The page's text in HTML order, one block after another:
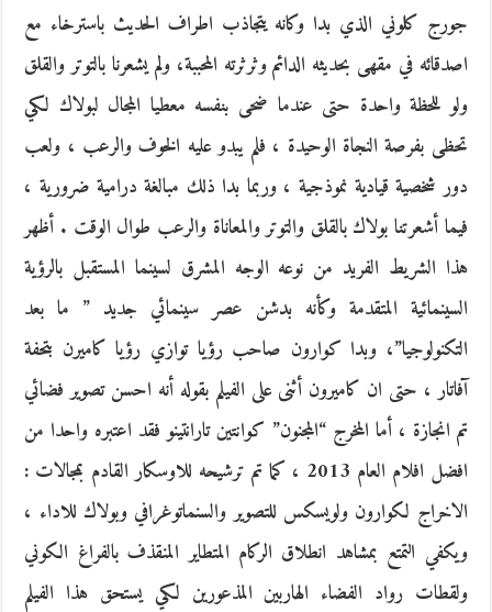
جورج كلوني الذي بدا وكانه يتجاذب اطراف الحديث باسترخاء مع
اصدقائه في مقهى بحديثه الدائم وثرثرته المحببة، ولم يشعرنا بالتوتر والقلق
ولو للحظة واحدة حتى عندما ضحى بنفسه معطيا المجال لبولاك لكي
تحظى بفرصة النجاة الوحيدة ، فلم يبدو عليه الخوف والرعب ، ولعب
دور شخصية قيادية نموذجية ، وربما بدا ذلك مبالغة درامية ضرورية ،
فيما أشعرتنا بولاك بالقلق والتوتر والمعاناة والرعب طوال الوقت . أظهر
هذا الشريط الفريد من نوعه الوجه المشرق لسينما المستقبل بالرؤية
السينمائية المتقدمة وكأنه بدشن عصر سينمائي جديد ” ما بعد
التكنولوجيا”، وبدا كوارون صاحب رؤيا توازي رؤيا كاميرن بتحفة
آفاتار ، حتى ان كاميرون أثنى على الفيلم بقوله أنه احسن تصوير فضائي
تم انجازة ، أما المخرج “المجنون” كوانتين تارانتينو فقد اعتبره واحدا من
افضل افلام العام 2013 ، كما تم ترشيحه للاوسكار القادم بمجالات :
الاخراج لكوارون ولويسكس للتصوير والسنماتوغرافي وبولاك للاداء ،
ويكفي التمتع بمشاهد انطلاق الركام المتطاير المنقذف بالفراغ الكوني
ولقطات رواد الفضاء الهاربين المذعورين لكي يستحق هذا الفيلم